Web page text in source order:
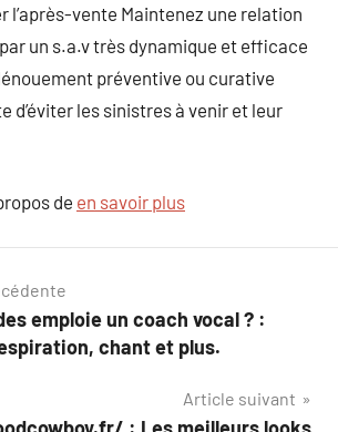
l’après-vente Maintenez une relation
un s.a.v très dynamique et efficace
préventive ou curative
d’éviter les sinistres à venir et leur
de en savoir plus
emploie un coach vocal ? :
chant et plus.
Article suivant
: Les meilleurs looks